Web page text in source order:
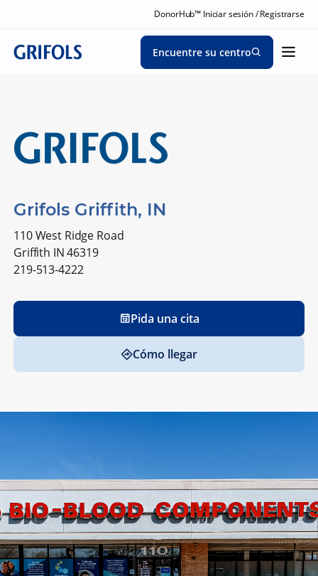
DonorHub™ Iniciar sesión / Registrarse
Encuentre su centro
Grifols Griffith, IN
110 West Ridge Road
Griffith IN 46319
219-513-4222
Pida una cita
Cómo llegar